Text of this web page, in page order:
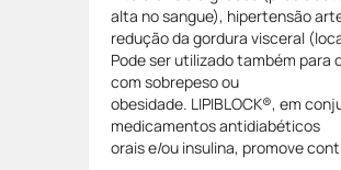
alta no sangue), hipertensão
redução da gordura visceral
Pode ser utilizado também
com sobrepeso ou
obesidade. LIPIBLOCK®, em
medicamentos antidiabéticos
orais e/ou insulina, promove